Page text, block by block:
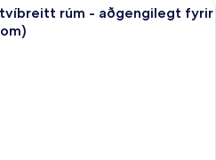
rúm - aðgengilegt fyrir